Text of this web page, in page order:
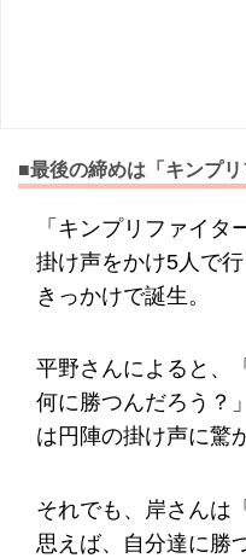
■最後の締めは「キンプリ
「キンプリファイタ
掛け声をかけ5人で
きっかけで誕生。
平野さんによると、
何に勝つんだろう？
は円陣の掛け声に驚
それでも、岸さんは
思えば、自分達に勝